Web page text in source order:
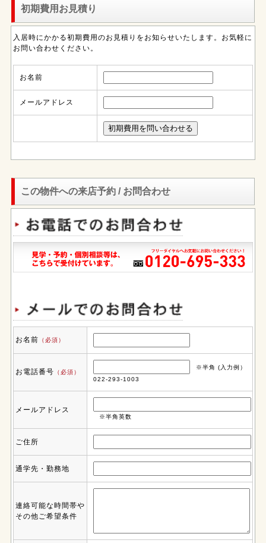
初期費用お見積り
入居時にかかる初期費用のお見積りをお知らせいたします。お気軽に
お問い合わせください。
お名前
メールアドレス
この物件への来店予約 / お問合わせ
お名前 （必須）
お電話番号 （必須）
※半角 (入力例）
022-293-1003
メールアドレス
※半角英数
ご住所
通学先・勤務地
連絡可能な時間帯や
その他ご希望条件